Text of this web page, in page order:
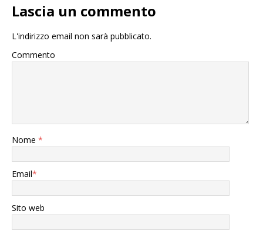
Lascia un commento
L'indirizzo email non sarà pubblicato.
Commento
Nome *
Email*
Sito web